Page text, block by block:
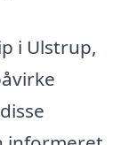
i Ulstrup,